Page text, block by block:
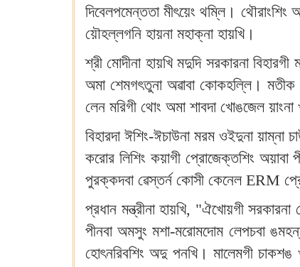
দিবেলপমেন্ততা মীৎয়েং থম্লি।
য়ৌহল্লগনি হায়না মহাক্না হায়খি।
শ্রী মোদীনা হায়খি মদুদি সরকারনা
অমা শেমগৎতুনা অৱাবা কোকহল্লি। মতীক
লেন মরিগী থোং অমা শাবদা খোঙজেল
বিহারদা ঈশিং-ঈচাউনা মরম ওইদুনা য়াম্না
করোর লিশিং কয়াগী প্রোজেক্তশিং অয়াবা
পুরক্কদবা ৱেস্তর্ন কোসী কেনেল ERM
প্রধান মন্ত্রীনা হায়খি, "ঐখোয়গী
পীনবা অমসুং মশা-মরোমদোম লেপচবা
হোৎনরিবশিং অদু পনখি। মালেমগী